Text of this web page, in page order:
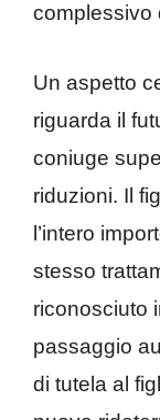
complessivo
Un aspetto
riguarda il
coniuge
riduzioni. Il
l’intero
stesso
riconosciuto
passaggio
di tutela al